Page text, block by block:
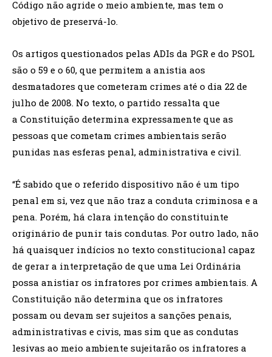
Código não agride o meio ambiente, mas tem o
objetivo de preservá-lo.
Os artigos questionados pelas ADIs da PGR e do PSOL
são o 59 e o 60, que permitem a anistia aos
desmatadores que cometeram crimes até o dia 22 de
julho de 2008. No texto, o partido ressalta que
a Constituição determina expressamente que as
pessoas que cometam crimes ambientais serão
punidas nas esferas penal, administrativa e civil.
“É sabido que o referido dispositivo não é um tipo
penal em si, vez que não traz a conduta criminosa e a
pena. Porém, há clara intenção do constituinte
originário de punir tais condutas. Por outro lado, não
há quaisquer indícios no texto constitucional capaz
de gerar a interpretação de que uma Lei Ordinária
possa anistiar os infratores por crimes ambientais. A
Constituição não determina que os infratores
possam ou devam ser sujeitos a sanções penais,
administrativas e civis, mas sim que as condutas
lesivas ao meio ambiente sujeitarão os infratores a